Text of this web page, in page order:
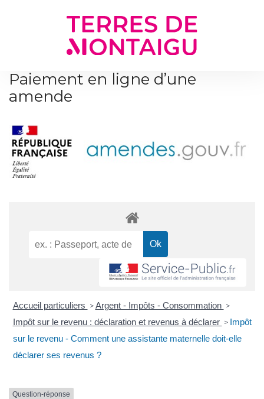
Paiement en ligne d’une
amende
Accueil particuliers > Argent - Impôts - Consommation >
Impôt sur le revenu : déclaration et revenus à déclarer > Impôt
sur le revenu - Comment une assistante maternelle doit-elle
déclarer ses revenus ?
Question-réponse